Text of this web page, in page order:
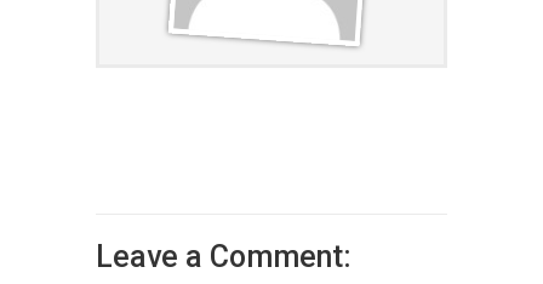
Leave a Comment: